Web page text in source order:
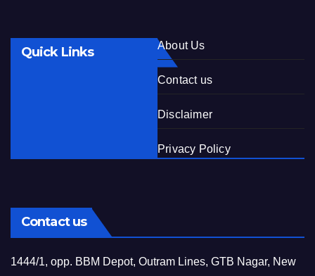
Quick Links About Us
Contact us
Disclaimer
Privacy Policy
Contact us
1444/1, opp. BBM Depot, Outram Lines, GTB Nagar, New